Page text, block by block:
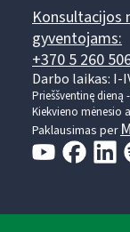
Konsultacijos
gyventojams:
+370 5 260
Darbo laikas: I-
Prieššventinę
Kiekvieno mėnesio
Paklausimas per